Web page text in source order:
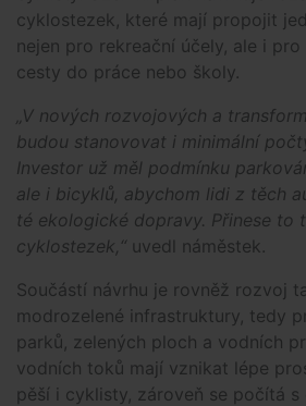
cyklostezek, které mají propojit
nejen pro rekreační účely, ale i
cesty do práce nebo školy.
„V nových rozvojových a
budou stanovovat i minimální
Investor už měl podmínku
ale i bicyklů, abychom lidi z těch
té ekologické dopravy. Přinese to
cyklostezek,“ uvedl náměstek.
Součástí návrhu je rovněž rozvoj
modrozelené infrastruktury, tedy
parků, zelených ploch a vodních
vodních toků mají vznikat lépe
pěší i cyklisty, zároveň se počítá